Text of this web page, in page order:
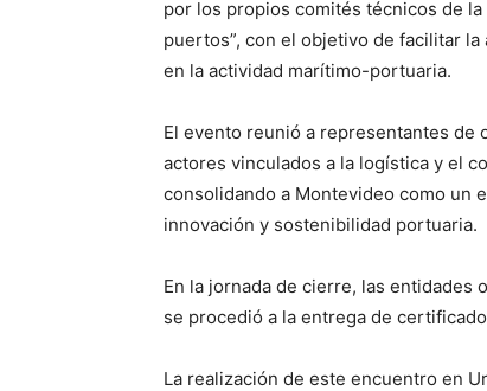
por los propios comités técnicos de
puertos”, con el objetivo de facilitar
en la actividad marítimo-portuaria.
El evento reunió a representantes
actores vinculados a la logística y el
consolidando a Montevideo como un
innovación y sostenibilidad portuaria.
En la jornada de cierre, las entidades
se procedió a la entrega de
La realización de este encuentro en